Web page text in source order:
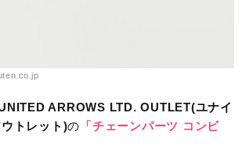
ARROWS LTD. OUTLET(ユナイ
トレット)の 「チェーンパーツ コンビ